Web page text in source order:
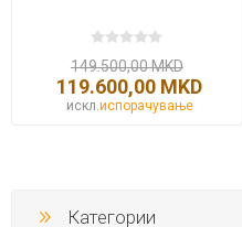
149.500,00 MKD
119.600,00 MKD
искл. испорачување
Категории